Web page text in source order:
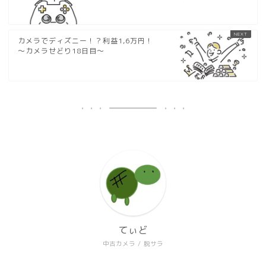
カメラでディズニー！？利益1,6万円！
〜カメラせどり18日目〜
中古カメラ / 脱サラ
てぃど